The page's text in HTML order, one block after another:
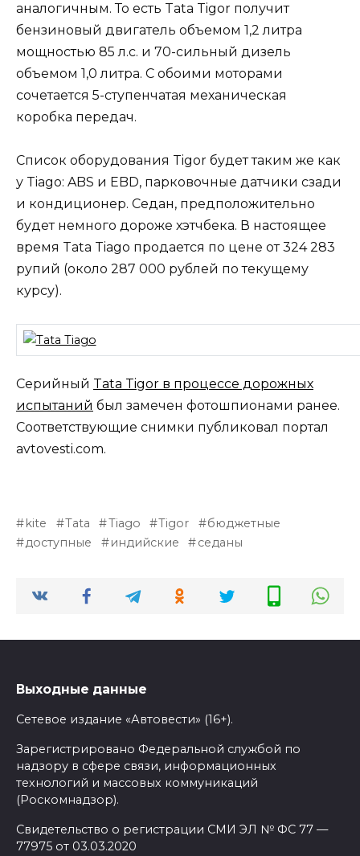
аналогичным. То есть Tata Tigor получит
бензиновый двигатель объемом 1,2 литра
мощностью 85 л.с. и 70-сильный дизель
объемом 1,0 литра. С обоими моторами
сочетается 5-ступенчатая механическая
коробка передач.
Список оборудования Tigor будет таким же как
у Tiago: ABS и EBD, парковочные датчики сзади
и кондиционер. Седан, предположительно
будет немного дороже хэтчбека. В настоящее
время Tata Tiago продается по цене от 324 283
рупий (около 287 000 рублей по текущему
курсу).
Серийный Tata Tigor в процессе дорожных
испытаний был замечен фотошпионами ранее.
Соответствующие снимки публиковал портал
avtovesti.com.
kite Tata Tiago Tigor
бюджетные
доступные
индийские седаны
Выходные данные
Сетевое издание «Автовести» (16+).
Зарегистрировано Федеральной службой по
надзору в сфере связи, информационных
технологий и массовых коммуникаций
(Роскомнадзор).
Свидетельство о регистрации СМИ ЭЛ № ФС 77 —
77975 от 03.03.2020